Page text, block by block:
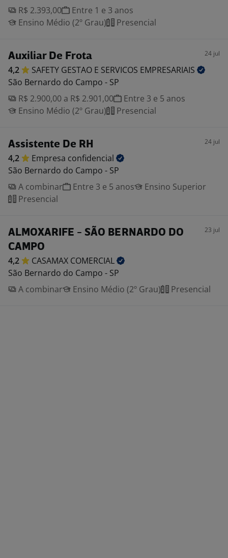
R$ 2.393,00
Entre 1 e 3 anos
Ensino Médio (2º Grau)
Presencial
Auxiliar De Frota 24 jul
4,2 SAFETY GESTAO E SERVICOS EMPRESARIAIS
São Bernardo do Campo - SP
R$ 2.900,00 a R$ 2.901,00
Entre 3 e 5 anos
Ensino Médio (2º Grau)
Presencial
Assistente De RH 24 jul
4,2 Empresa confidencial
São Bernardo do Campo - SP
A combinar
Entre 3 e 5 anos
Ensino Superior
Presencial
ALMOXARIFE - SÃO BERNARDO DO
CAMPO
23 jul
4,2 CASAMAX COMERCIAL
São Bernardo do Campo - SP
A combinar
Ensino Médio (2º Grau) Presencial